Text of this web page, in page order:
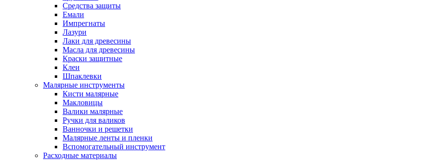
Средства защиты
Емали
Импрегнаты
Лазури
Лаки для древесины
Масла для древесины
Краски защитные
Клеи
Шпаклевки
Малярные инструменты
Кисти малярные
Макловицы
Валики малярные
Ручки для валиков
Ванночки и решетки
Малярные ленты и пленки
Вспомогательный инструмент
Расходные материалы